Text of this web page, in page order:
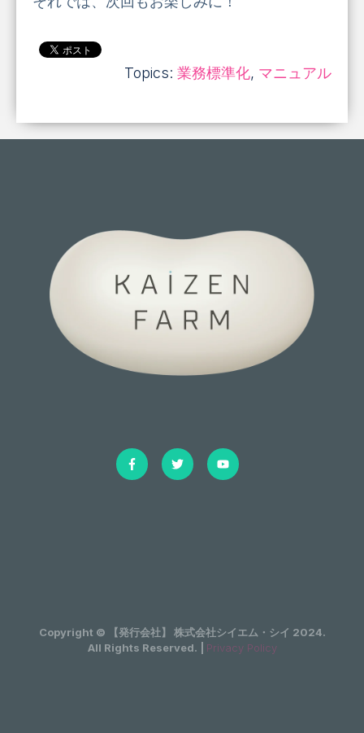
Topics: 業務標準化, マニュアル
Copyright © 【発行会社】 株式会社シイエム・シイ 2024.
All Rights Reserved. | Privacy Policy